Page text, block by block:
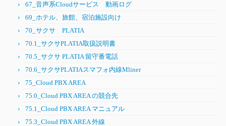
67_音声系Cloudサービス 動画ログ
69_ホテル、旅館、宿泊施設向け
70_サクサ PLATIA
70.1_サクサPLATIA取扱説明書
70.5_サクサ PLATIA 留守番電話
70.6_サクサPLATIAスマフォ内線Mliner
75_Cloud PBX AREA
75.0_Cloud PBX AREA の競合先
75.1_Cloud PBX AREA マニュアル
75.3_Cloud PBX AREA 外線